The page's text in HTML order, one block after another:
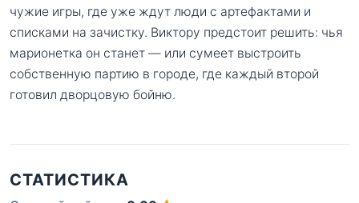
чужие игры, где уже ждут люди с артефактами и
списками на зачистку. Виктору предстоит решить: чья
марионетка он станет — или сумеет выстроить
собственную партию в городе, где каждый второй
готовил дворцовую бойню.
СТАТИСТИКА